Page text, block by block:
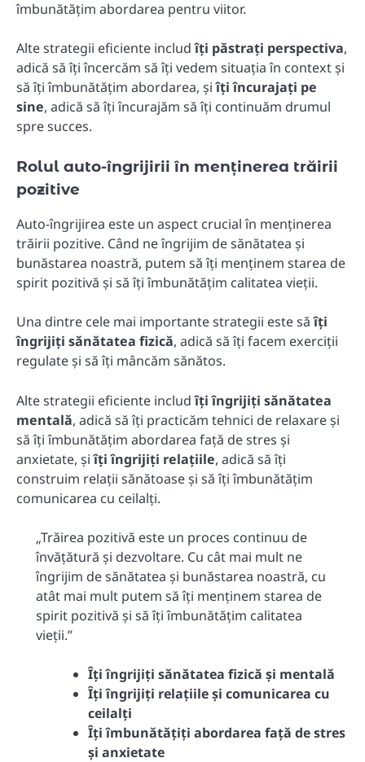
îmbunătățim abordarea pentru viitor.
Alte strategii eficiente includîți păstrați perspectiva,
adică să îți încercăm să îți vedem situația în context și
să îți îmbunătățim abordarea, șiîți încurajați pe
sine, adică să îți încurajăm să îți continuăm drumul
spre succes.
Rolul auto-îngrijirii în menținerea trăirii
pozitive
Auto-îngrijirea este un aspect crucial în menținerea
trăirii pozitive. Când ne îngrijim de sănătatea și
bunăstarea noastră, putem să îți menținem starea de
spirit pozitivă și să îți îmbunătățim calitatea vieții.
Una dintre cele mai importante strategii este săîți
îngrijiți sănătatea fizică, adică să îți facem exerciții
regulate și să îți mâncăm sănătos.
Alte strategii eficiente includîți îngrijiți sănătatea
mentală, adică să îți practicăm tehnici de relaxare și
să îți îmbunătățim abordarea față de stres și
anxietate, șiîți îngrijiți relațiile, adică să îți
construim relații sănătoase și să îți îmbunătățim
comunicarea cu ceilalți.
„Trăirea pozitivă este un proces continuu de
învățătură și dezvoltare. Cu cât mai mult ne
îngrijim de sănătatea și bunăstarea noastră, cu
atât mai mult putem să îți menținem starea de
spirit pozitivă și să îți îmbunătățim calitatea
vieții.”
Îți îngrijiți sănătatea fizică și mentală
Îți îngrijiți relațiile și comunicarea cu
ceilalți
Îți îmbunătățiți abordarea față de stres
și anxietate